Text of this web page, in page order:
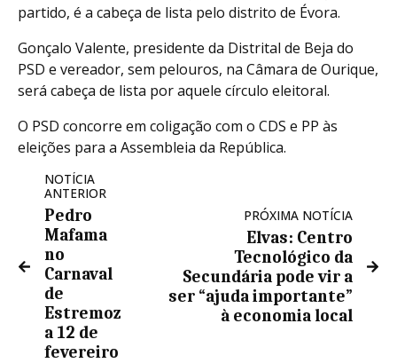
partido, é a cabeça de lista pelo distrito de Évora.
Gonçalo Valente, presidente da Distrital de Beja do
PSD e vereador, sem pelouros, na Câmara de Ourique,
será cabeça de lista por aquele círculo eleitoral.
O PSD concorre em coligação com o CDS e PP às
eleições para a Assembleia da República.
NOTÍCIA
ANTERIOR
Pedro
Mafama
no
Carnaval
de
Estremoz
a 12 de
fevereiro
PRÓXIMA NOTÍCIA
Elvas: Centro
Tecnológico da
Secundária pode vir a
ser “ajuda importante”
à economia local